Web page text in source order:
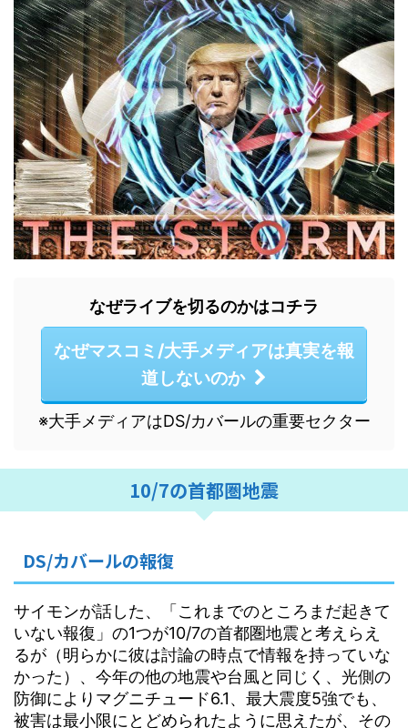
なぜライブを切るのかはコチラ
なぜマスコミ/大手メディアは真実を報
道しないのか
※大手メディアはDS/カバールの重要セクター
10/7の首都圏地震
DS/カバールの報復
サイモンが話した、「これまでのところまだ起きて
いない報復」の1つが10/7の首都圏地震と考えらえ
るが（明らかに彼は討論の時点で情報を持っていな
かった）、今年の他の地震や台風と同じく、光側の
防御によりマグニチュード6.1、最大震度5強でも、
被害は最小限にとどめられたように思えたが、その